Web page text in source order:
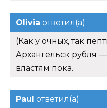
Olivia ответил(а)
(Как у очных, так
Архангельск рубля
властям пока.
Paul ответил(а)